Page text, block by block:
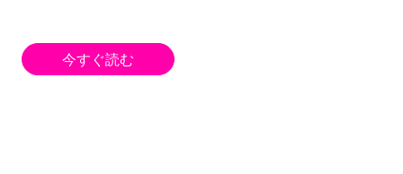
今すぐ読む